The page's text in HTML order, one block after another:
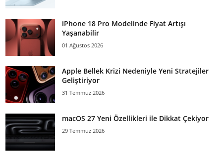
iPhone 18 Pro Modelinde Fiyat Artışı
Yaşanabilir
01 Ağustos 2026
Apple Bellek Krizi Nedeniyle Yeni Stratejiler
Geliştiriyor
31 Temmuz 2026
macOS 27 Yeni Özellikleri ile Dikkat Çekiyor
29 Temmuz 2026